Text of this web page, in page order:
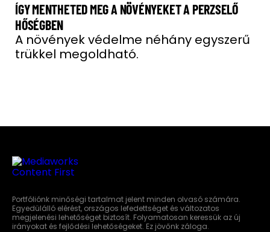
ÍGY MENTHETED MEG A NÖVÉNYEKET A PERZSELŐ
HŐSÉGBEN
A növények védelme néhány egyszerű
trükkel megoldható.
Portfóliónk minőségi tartalmat jelent minden olvasó számára.
Egyedülálló elérést, országos lefedettséget és változatos
megjelenési lehetőséget biztosít. Folyamatosan keressük az új
irányokat és fejlődési lehetőségeket. Ez jövőnk záloga.